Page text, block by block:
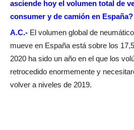
asciende hoy el volumen total de
consumer y de camión en España?
A.C.- El volumen global de
mueve en España está sobre los
2020 ha sido un año en el que los
retrocedido enormemente y
volver a niveles de 2019.